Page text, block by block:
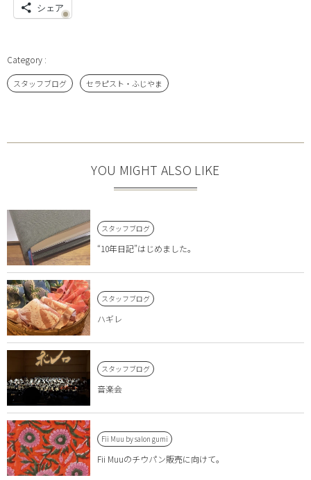
シェア
スタッフブログ セラピスト・ふじやま
YOU MIGHT ALSO LIKE
スタッフブログ
“10年日記”はじめました。
スタッフブログ
ハギレ
スタッフブログ
音楽会
Fii Muu by salon gumi
Fii Muuのチウパン販売に向けて。